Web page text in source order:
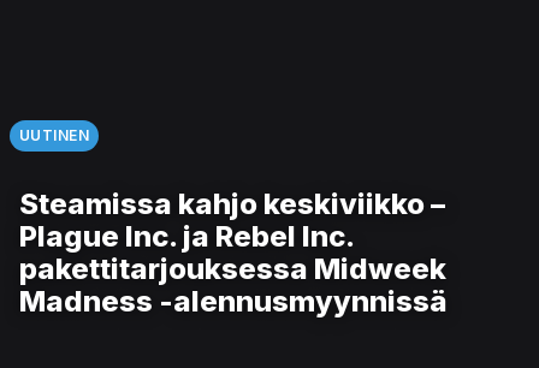
UUTINEN
Steamissa kahjo keskiviikko –
Plague Inc. ja Rebel Inc.
pakettitarjouksessa Midweek
Madness -alennusmyynnissä